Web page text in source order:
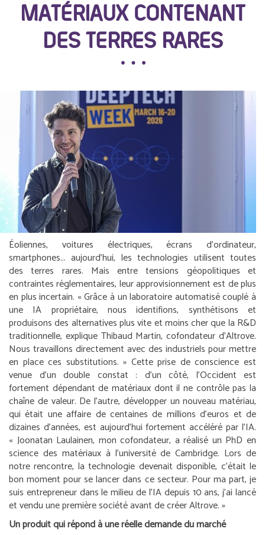
MATÉRIAUX CONTENANT
DES TERRES RARES
Éoliennes, voitures électriques, écrans d’ordinateur,
smartphones... aujourd’hui, les technologies utilisent toutes
des terres rares. Mais entre tensions géopolitiques et
contraintes réglementaires, leur approvisionnement est de plus
en plus incertain. «Grâce à un laboratoire automatisé couplé à
une IA propriétaire, nous identifions, synthétisons et
produisons des alternatives plus vite et moins cher que la R&D
traditionnelle, explique Thibaud Martin, cofondateur d’Altrove.
Nous travaillons directement avec des industriels pour mettre
en place ces substitutions. » Cette prise de conscience est
venue d’un double constat : d’un côté, l’Occident est
fortement dépendant de matériaux dont il ne contrôle pas la
chaîne de valeur. De l’autre, développer un nouveau matériau,
qui était une affaire de centaines de millions d’euros et de
dizaines d’années, est aujourd’hui fortement accéléré par l’IA.
« Joonatan Laulainen, mon cofondateur, a réalisé un PhD en
science des matériaux à l’université de Cambridge. Lors de
notre rencontre, la technologie devenait disponible, c’était le
bon moment pour se lancer dans ce secteur. Pour ma part, je
suis entrepreneur dans le milieu de l’IA depuis 10 ans, j’ai lancé
et vendu une première société avant de créer Altrove.»
Un produit qui répond à une réelle demande du marché